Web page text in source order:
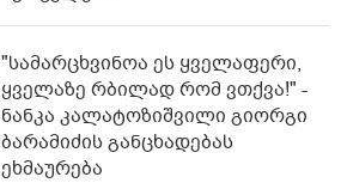
"სა­მარ­ცხვი­ნოა ეს ყვე­ლა­ფე­რი,
ყვე­ლა­ზე რბი­ლად რომ ვთქვა!" -
ნანკა კალატოზიშვილი გიორგი
ბარამიძის განცხადებას
ეხმაურება